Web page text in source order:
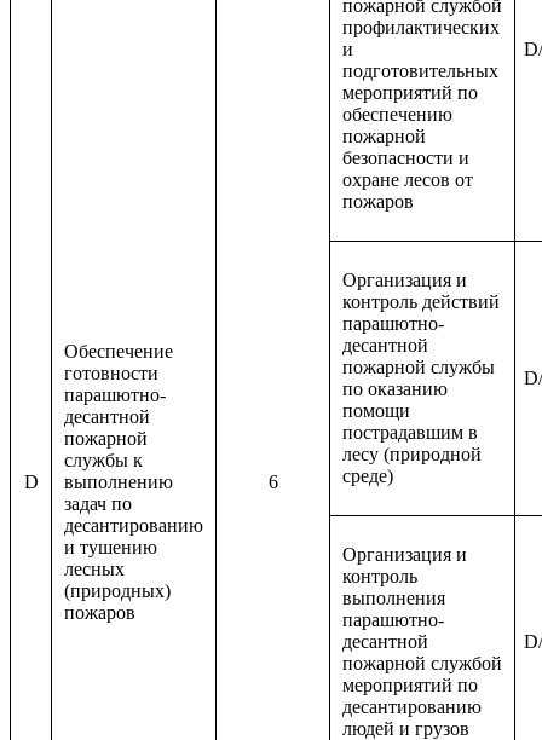
D
Обеспечение
готовности
парашютно-
десантной
пожарной
службы к
выполнению
задач по
десантированию
и тушению
лесных
(природных)
пожаров
6
пожарной службой
профилактических
и
подготовительных
мероприятий по
обеспечению
пожарной
безопасности и
охране лесов от
пожаров
Организация и
контроль действий
парашютно-
десантной
пожарной службы
по оказанию
помощи
пострадавшим в
лесу (природной
среде)
Организация и
контроль
выполнения
парашютно-
десантной
пожарной службой
мероприятий по
десантированию
людей и грузов